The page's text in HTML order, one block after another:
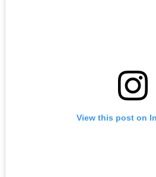
View this post on